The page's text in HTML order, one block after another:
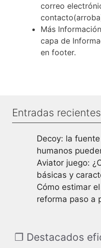
correo
Más
capa de
en footer.
Entradas recientes
Decoy: la
humanos
Aviator juego:
básicas y
Cómo estimar
reforma paso a
❐ Destacados